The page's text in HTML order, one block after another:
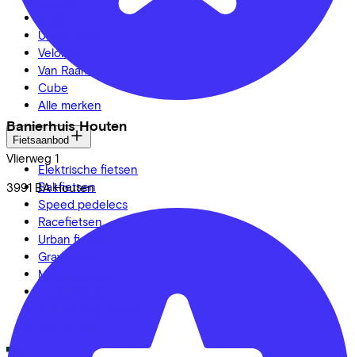
Banierhuis Houten
Vlierweg 1
3991 BA Houten
Urban Arrow
Veloretti
Van Raam
Cube
Alle merken
Fietsaanbod
Elektrische fietsen
Bakfietsen
Speed pedelecs
Racefietsen
Urban fietsen
Gravelbikes
Mountainbikes